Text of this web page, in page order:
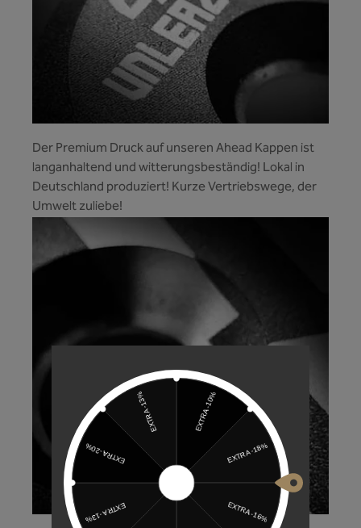
Der Premium Druck auf unseren Ahead Kappen ist
langanhaltend und witterungsbeständig! Lokal in
Deutschland produziert! Kurze Vertriebswege, der
Umwelt zuliebe!